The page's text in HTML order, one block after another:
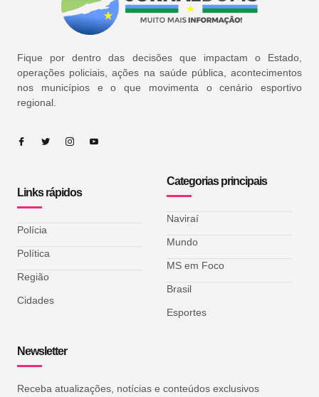
Fique por dentro das decisões que impactam o Estado,
operações policiais, ações na saúde pública, acontecimentos
nos municípios e o que movimenta o cenário esportivo
regional.
Links rápidos
Polícia
Política
Região
Cidades
Categorias principais
Naviraí
Mundo
MS em Foco
Brasil
Esportes
Newsletter
Receba atualizações, notícias e conteúdos exclusivos